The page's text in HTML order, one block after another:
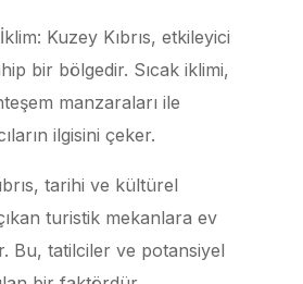
Kuzey Kıbrıs, etkileyici
bir bölgedir. Sıcak iklimi,
manzaraları ile
ilgisini çeker.
tarihi ve kültürel
turistik mekanlara ev
Bu, tatilciler ve potansiyel